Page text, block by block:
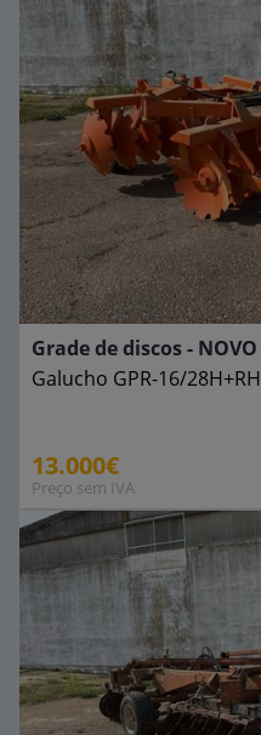
Grade de discos - NOVO
Galucho GPR-16/28H+RH
13.000€
Preço sem IVA